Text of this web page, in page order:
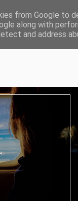
DATENSCHUTZ
from Google to
along with
and address